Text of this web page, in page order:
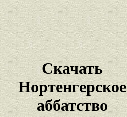
Скачать
Нортенгерское
аббатство